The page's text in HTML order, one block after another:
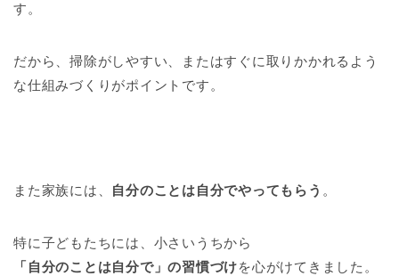
す。
だから、掃除がしやすい、またはすぐに取りかかれるよう
な仕組みづくりがポイントです。
また家族には、 自分のことは自分でやってもらう 。
特に子どもたちには、小さいうちから
「自分のことは自分で」の習慣づけを心がけてきました。